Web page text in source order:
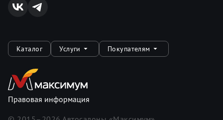
Каталог Услуги Покупателям
Правовая информация